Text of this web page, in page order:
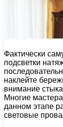
Фактически
подсветки
наклейте
внимание
Многие
данном этапе
световые